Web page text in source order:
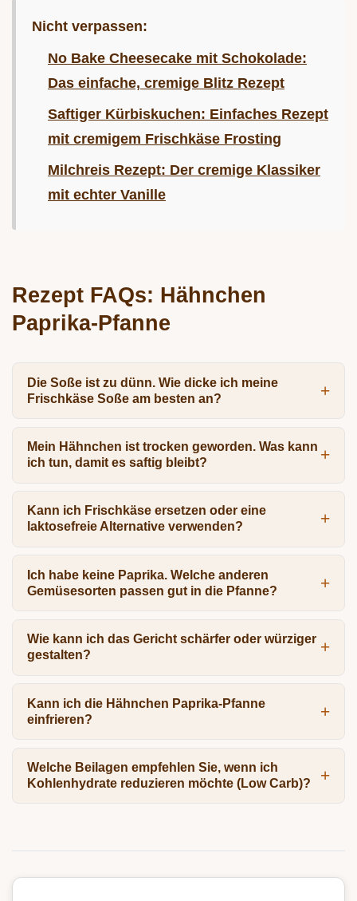
Nicht verpassen:
No Bake Cheesecake mit Schokolade:
Das einfache, cremige Blitz Rezept
Saftiger Kürbiskuchen: Einfaches Rezept
mit cremigem Frischkäse Frosting
Milchreis Rezept: Der cremige Klassiker
mit echter Vanille
Rezept FAQs: Hähnchen
Paprika-Pfanne
Die Soße ist zu dünn. Wie dicke ich meine
Frischkäse Soße am besten an?
Mein Hähnchen ist trocken geworden. Was kann
ich tun, damit es saftig bleibt?
Kann ich Frischkäse ersetzen oder eine
laktosefreie Alternative verwenden?
Ich habe keine Paprika. Welche anderen
Gemüsesorten passen gut in die Pfanne?
Wie kann ich das Gericht schärfer oder würziger
gestalten?
Kann ich die Hähnchen Paprika-Pfanne
einfrieren?
Welche Beilagen empfehlen Sie, wenn ich
Kohlenhydrate reduzieren möchte (Low Carb)?